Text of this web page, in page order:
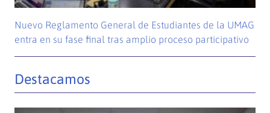
Nuevo Reglamento General de Estudiantes de la UMAG
entra en su fase final tras amplio proceso participativo
Destacamos